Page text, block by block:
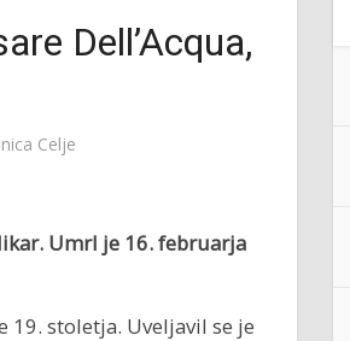
Dell’Acqua,
Celje
Umrl je 16. februarja
19. stoletja. Uveljavil se je